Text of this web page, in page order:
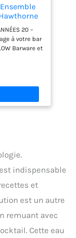
cocktails
20 –
à votre bar
Barware et
idéal pour
les
DESIGN
d’un motif
prise
un service
en verre
Sa
pour les
maison.
en acier
maintien —
indispensable
et
est un autre
remuant avec
Cette eau